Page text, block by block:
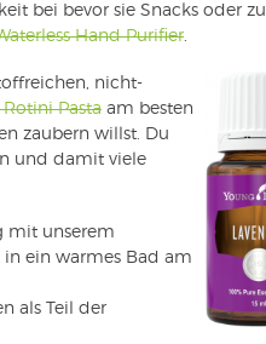
bei bevor sie Snacks oder zu
Hand Purifier
nicht-
Pasta am besten
zaubern willst. Du
und damit viele
mit unserem
in ein warmes Bad am
als Teil der